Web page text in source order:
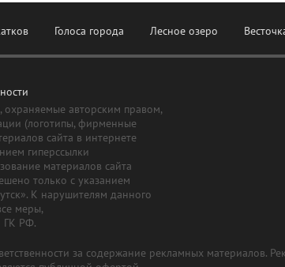
Голоса города Лесное озеро
охраняемые авторским правом,
(логотипы, фирменные
сайта в интернете
гиперссылки
материалов сайта
только с указанием
К нарушителям данного
меры,
ГК РФ.
за содержание рекламных материалов.